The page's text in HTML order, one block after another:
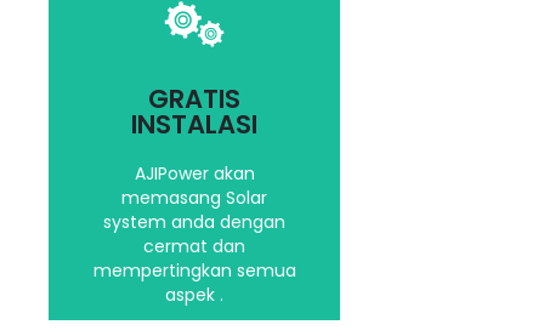
GRATIS
INSTALASI
AJIPower akan
memasang Solar
system anda dengan
cermat dan
mempertingkan semua
aspek .
mempertimbangkan
segala aspek dalam
menginstalasi Solar
System Anda
Hubungi kami